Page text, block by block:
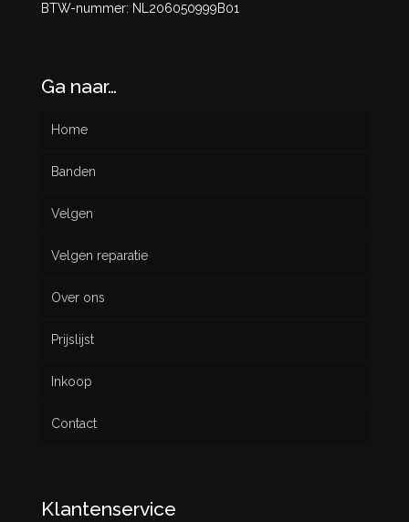
BTW-nummer: NL206050999B01
Ga naar…
Home
Banden
Nieuw
Gebruikt
Velgen
Velgen reparatie
Over ons
Prijslijst
Inkoop
Contact
Klantenservice